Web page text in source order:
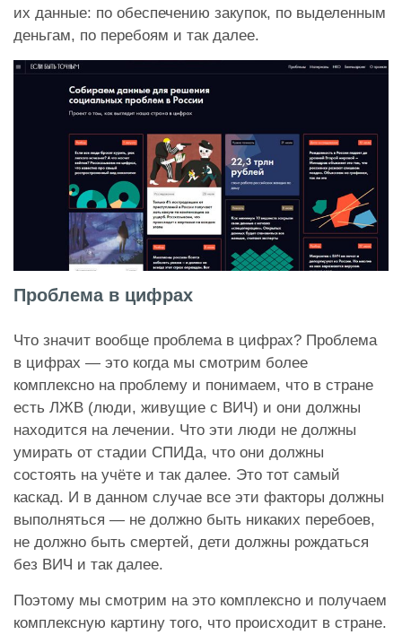
их данные: по обеспечению закупок, по выделенным
деньгам, по перебоям и так далее.
Проблема в цифрах
Что значит вообще проблема в цифрах? Проблема
в цифрах — это когда мы смотрим более
комплексно на проблему и понимаем, что в стране
есть ЛЖВ (люди, живущие с ВИЧ) и они должны
находится на лечении. Что эти люди не должны
умирать от стадии СПИДа, что они должны
состоять на учёте и так далее. Это тот самый
каскад. И в данном случае все эти факторы должны
выполняться — не должно быть никаких перебоев,
не должно быть смертей, дети должны рождаться
без ВИЧ и так далее.
Поэтому мы смотрим на это комплексно и получаем
комплексную картину того, что происходит в стране.